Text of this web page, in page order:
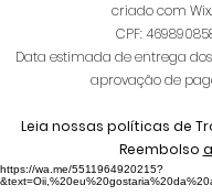
criado com
CPF:
Data estimada de entrega
aprovação de
Leia nossas políticas de
Reembolso
https://wa.me/5511964920215?